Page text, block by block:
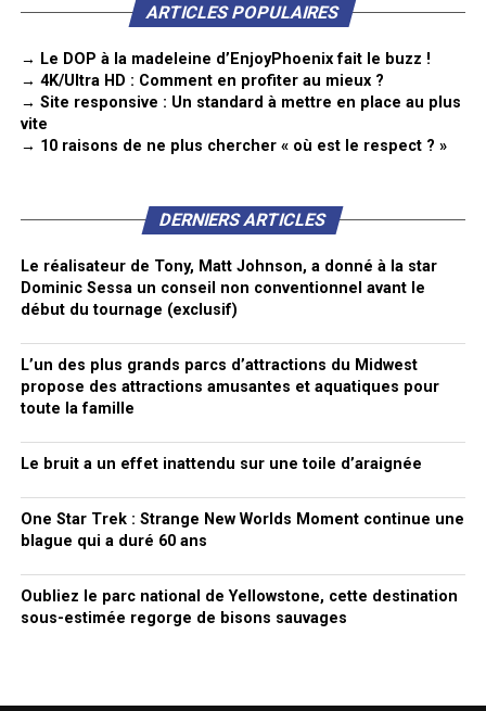
ARTICLES POPULAIRES
→ Le DOP à la madeleine d’EnjoyPhoenix fait le buzz !
→ 4K/Ultra HD : Comment en profiter au mieux ?
→ Site responsive : Un standard à mettre en place au plus
vite
→ 10 raisons de ne plus chercher « où est le respect ? »
DERNIERS ARTICLES
Le réalisateur de Tony, Matt Johnson, a donné à la star
Dominic Sessa un conseil non conventionnel avant le
début du tournage (exclusif)
L’un des plus grands parcs d’attractions du Midwest
propose des attractions amusantes et aquatiques pour
toute la famille
Le bruit a un effet inattendu sur une toile d’araignée
One Star Trek : Strange New Worlds Moment continue une
blague qui a duré 60 ans
Oubliez le parc national de Yellowstone, cette destination
sous-estimée regorge de bisons sauvages